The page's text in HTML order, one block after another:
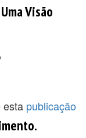
Visão
esta publicação